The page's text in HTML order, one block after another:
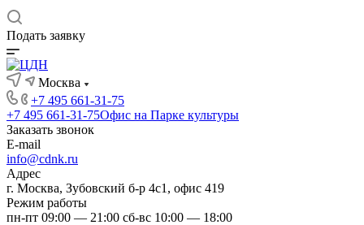
Подать заявку
Москва
+7 495 661-31-75
+7 495 661-31-75Офис на Парке культуры
Заказать звонок
E-mail
info@cdnk.ru
Адрес
г. Москва, Зубовский б-р 4с1, офис 419
Режим работы
пн-пт 09:00 — 21:00 сб-вс 10:00 — 18:00